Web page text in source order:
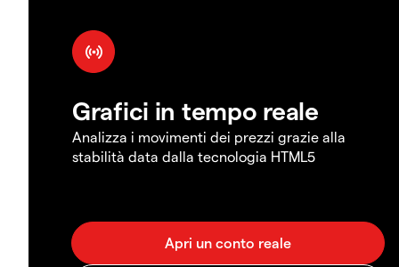
Grafici in tempo reale
Analizza i movimenti dei prezzi grazie alla
stabilità data dalla tecnologia HTML5